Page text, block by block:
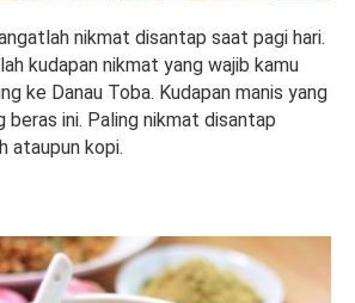
nikmat disantap saat pagi hari.
kudapan nikmat yang wajib kamu
ke Danau Toba. Kudapan manis yang
ini. Paling nikmat disantap
ataupun kopi.